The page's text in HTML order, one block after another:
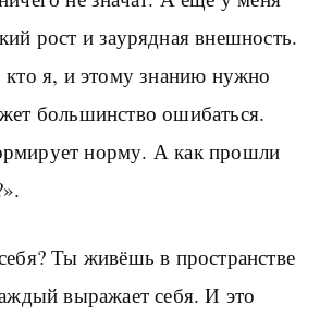
рост и заурядная внешность.
кто я, и этому знанию нужно
большинство ошибаться.
норму. А как прошли
Ты живёшь в пространстве
выражает себя. И это